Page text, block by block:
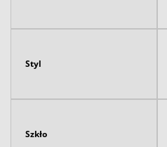
Styl
Szkło